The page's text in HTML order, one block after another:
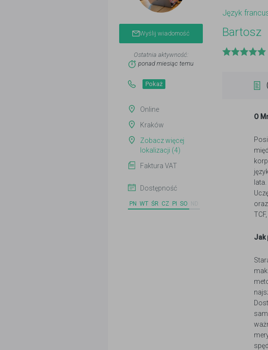
Wyślij wiadomość
Ostatnia aktywność:
ponad miesiąc temu
Pokaż
Online
Kraków
Zobacz więcej
lokalizacji (4)
Faktura VAT
Dostępność
PN WT ŚR CZ PI SO
Język
Bartosz
O
Jak